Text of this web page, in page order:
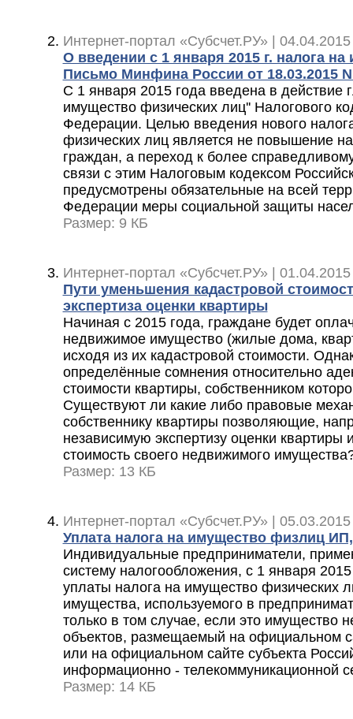
Интернет-портал «Субсчет.РУ» |
О введении с 1 января 2015 г. налога
Письмо Минфина России от 18.03.2015 N
С 1 января 2015 года введена в действие
имущество физических лиц'' Налогового
Федерации. Целью введения нового
физических лиц является не повышение
граждан, а переход к более
связи с этим Налоговым кодексом
предусмотрены обязательные на всей
Федерации меры социальной защиты
Размер: 9 КБ
Интернет-портал «Субсчет.РУ» |
Пути уменьшения кадастровой
экспертиза оценки квартиры
Начиная с 2015 года, граждане будет
недвижимое имущество (жилые дома,
исходя из их кадастровой стоимости.
определённые сомнения относительно
стоимости квартиры, собственником
Существуют ли какие либо правовые
собственнику квартиры позволяющие,
независимую экспертизу оценки квартиры
стоимость своего недвижимого
Размер: 13 КБ
Интернет-портал «Субсчет.РУ» |
Уплата налога на имущество физлиц
Индивидуальные предприниматели,
систему налогообложения, с 1 января
уплаты налога на имущество физических
имущества, используемого в
только в том случае, если это имущество
объектов, размещаемый на официальном
или на официальном сайте субъекта
информационно - телекоммуникационной
Размер: 14 КБ